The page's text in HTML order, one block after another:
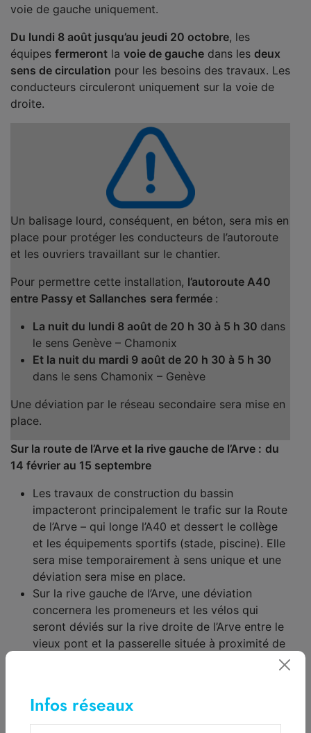
voie de gauche uniquement.
Du lundi 8 août jusqu’au jeudi 20 octobre, les
équipes fermeront la voie de gauche dans les deux
sens de circulation pour les besoins des travaux. Les
conducteurs circuleront uniquement sur la voie de
droite.
Un balisage lourd, conséquent, en béton, sera mis en
place pour protéger les conducteurs de l’autoroute
et les ouvriers travaillant sur le chantier.
Pour permettre cette installation, l’autoroute A40
entre Passy et Sallanches sera fermée :
La nuit du lundi 8 août de 20 h 30 à 5 h 30 dans
le sens Genève – Chamonix
Et la nuit du mardi 9 août de 20 h 30 à 5 h 30
dans le sens Chamonix – Genève
Une déviation par le réseau secondaire sera mise en
place.
Sur la route de l’Arve et la rive gauche de l’Arve : du
14 février au 15 septembre
Les travaux de construction du bassin
impacteront principalement le trafic sur la Route
de l’Arve – qui longe l’A40 et dessert le collège
et les équipements sportifs (stade, piscine). Elle
sera mise temporairement à sens unique et une
déviation sera mise en place.
Sur la rive gauche de l’Arve, une déviation
concernera les promeneurs et les vélos qui
seront déviés sur la rive droite de l’Arve entre le
vieux pont et la passerelle située à proximité de
présente à date tous les aménagements de
circulation en cours et à venir :Travaux à Sallanches
Infos réseaux